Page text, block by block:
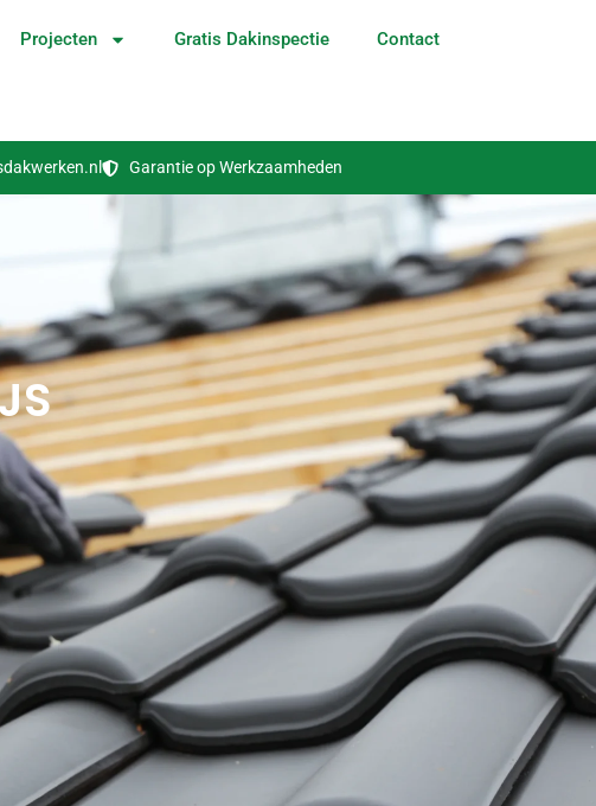
Projecten Gratis Dakinspectie Contact
Garantie op Werkzaamheden